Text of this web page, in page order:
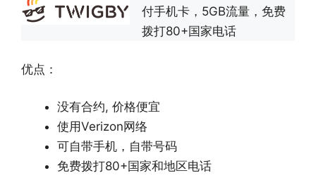
付手机卡，5GB流量，免费
拨打80+国家电话
优点：
没有合约, 价格便宜
使用Verizon网络
可自带手机，自带号码
免费拨打80+国家和地区电话